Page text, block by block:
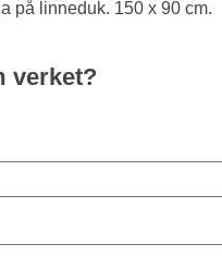
på linneduk. 150 x 90 cm.
verket?